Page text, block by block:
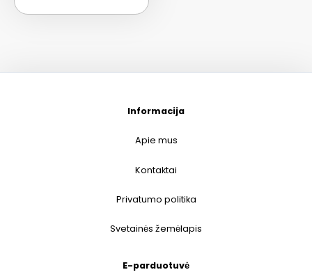
Informacija
Apie mus
Kontaktai
Privatumo politika
Svetainės žemėlapis
E-parduotuvė